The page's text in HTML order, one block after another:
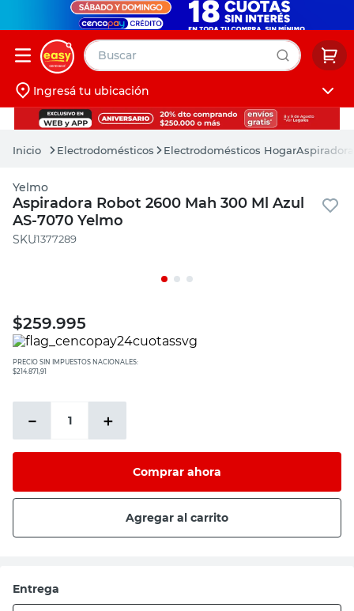
Buscar
Iniciá sesión
Ingresá tu ubicación
Electrodomésticos Electrodomésticos Hogar
Yelmo
Aspiradora Robot 2600 Mah 300 Ml Azul
AS-7070 Yelmo
:1377289
$259.995
PRECIO SIN IMPUESTOS NACIONALES:
$214.871,91
＋
－
Comprar ahora
Agregar al carrito
Entrega
muebles
pintura
escritorio
puertas
placard